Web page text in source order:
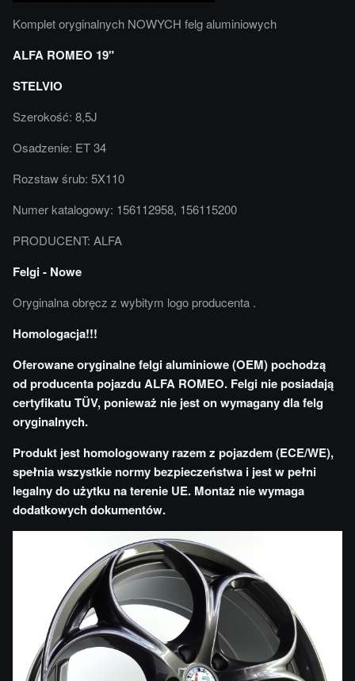
Komplet oryginalnych NOWYCH felg aluminiowych
ALFA ROMEO 19"
STELVIO
Szerokość: 8,5J
Osadzenie: ET 34
Rozstaw śrub: 5X110
Numer katalogowy: 156112958, 156115200
PRODUCENT: ALFA
Felgi - Nowe
Oryginalna obręcz z wybitym logo producenta .
Homologacja!!!
Oferowane oryginalne felgi aluminiowe (OEM) pochodzą
od producenta pojazdu ALFA ROMEO. Felgi nie posiadają
certyfikatu TÜV, ponieważ nie jest on wymagany dla felg
oryginalnych.
Produkt jest homologowany razem z pojazdem (ECE/WE),
spełnia wszystkie normy bezpieczeństwa i jest w pełni
legalny do użytku na terenie UE. Montaż nie wymaga
dodatkowych dokumentów.